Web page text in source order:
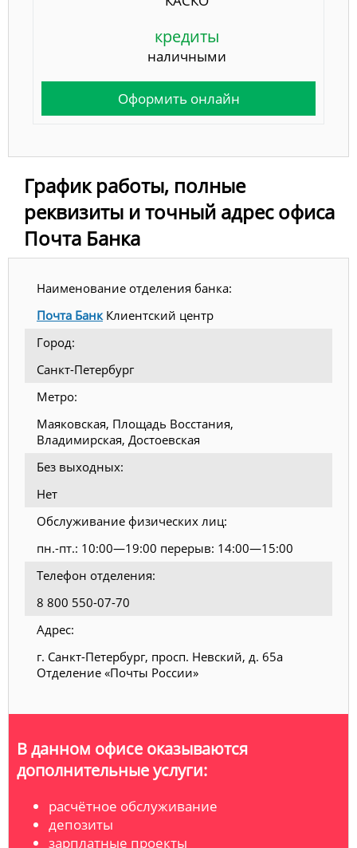
кредиты
наличными
Оформить онлайн
График работы, полные
реквизиты и точный адрес офиса
Почта Банка
Наименование отделения банка:
Почта БанкКлиентский центр
Город:
Санкт-Петербург
Метро:
Маяковская, Площадь Восстания,
Владимирская, Достоевская
Без выходных:
Нет
Обслуживание физических лиц:
пн.-пт.: 10:00—19:00 перерыв: 14:00—15:00
Телефон отделения:
8 800 550-07-70
Адрес:
г. Санкт-Петербург, просп. Невский, д. 65а
Отделение «Почты России»
В данном офисе оказываются
дополнительные услуги:
расчётное обслуживание
депозиты
зарплатные проекты